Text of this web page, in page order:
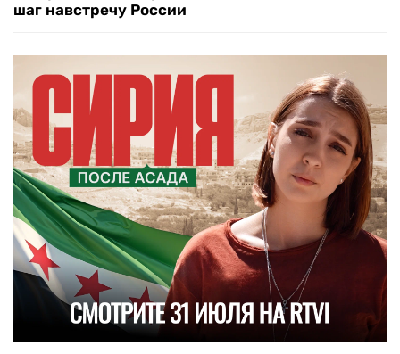
шаг навстречу России